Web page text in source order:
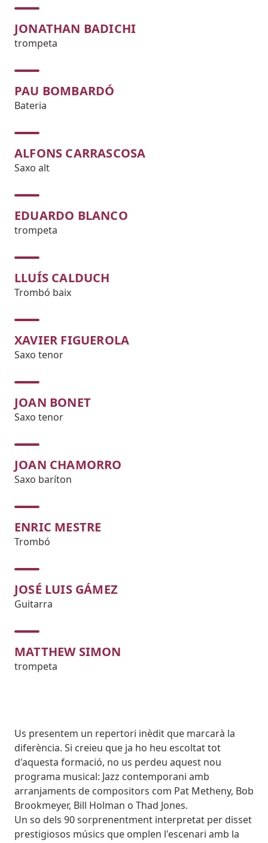
JONATHAN BADICHI
trompeta
PAU BOMBARDÓ
Bateria
ALFONS CARRASCOSA
Saxo alt
EDUARDO BLANCO
trompeta
LLUÍS CALDUCH
Trombó baix
XAVIER FIGUEROLA
Saxo tenor
JOAN BONET
Saxo tenor
JOAN CHAMORRO
Saxo baríton
ENRIC MESTRE
Trombó
JOSÉ LUIS GÁMEZ
Guitarra
MATTHEW SIMON
trompeta
Body
Us presentem un repertori inèdit que marcarà la
diferència. Si creieu que ja ho heu escoltat tot
d'aquesta formació, no us perdeu aquest nou
programa musical: Jazz contemporani amb
arranjaments de compositors com Pat Metheny, Bob
Brookmeyer, Bill Holman o Thad Jones.
Un so dels 90 sorprenentment interpretat per disset
prestigiosos músics que omplen l'escenari amb la